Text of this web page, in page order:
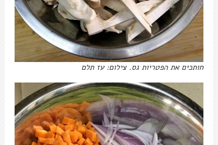
חותכים את הפטריות גס. צילום: עז תלם